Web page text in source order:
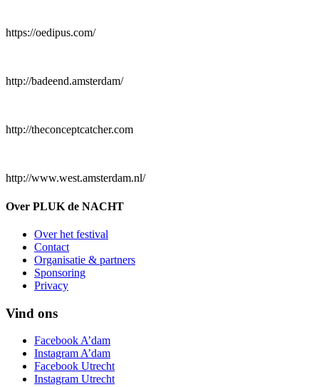
https://oedipus.com/
http://badeend.amsterdam/
http://theconceptcatcher.com
http://www.west.amsterdam.nl/
Over PLUK de NACHT
Over het festival
Contact
Organisatie & partners
Sponsoring
Privacy
Vind ons
Facebook A’dam
Instagram A’dam
Facebook Utrecht
Instagram Utrecht